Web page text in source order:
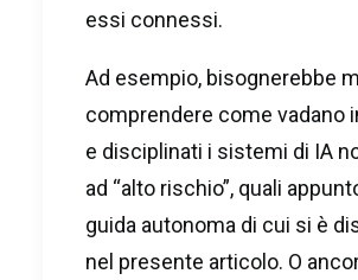
essi connessi.
Ad esempio, bisognerebbe
comprendere come vadano
e disciplinati i sistemi di IA
ad “alto rischio”, quali
guida autonoma di cui si è
nel presente articolo. O